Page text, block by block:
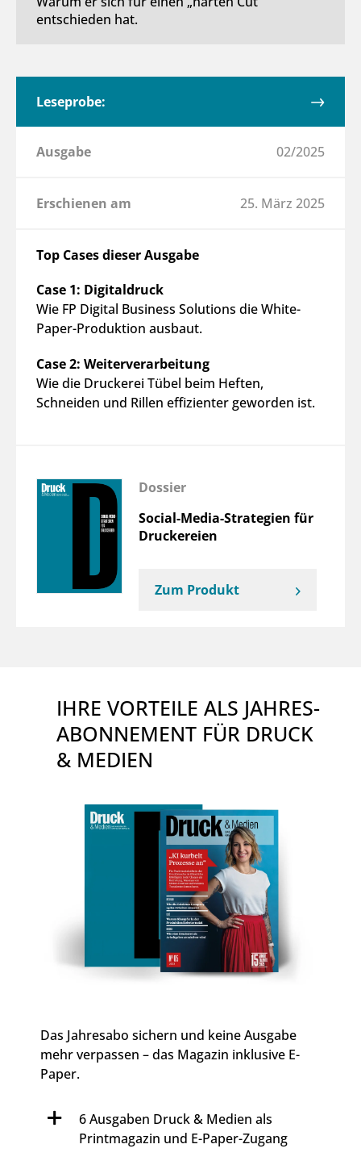
entschieden hat.
Leseprobe:
Ausgabe 02/2025
Erschienen am 25. März 2025
Top Cases dieser Ausgabe
Case 1: Digitaldruck
Wie FP Digital Business Solutions die White-
Paper-Produktion ausbaut.
Case 2: Weiterverarbeitung
Wie die Druckerei Tübel beim Heften,
Schneiden und Rillen effizienter geworden ist.
Dossier
Social-Media-Strategien für
Druckereien
Zum Produkt
IHRE VORTEILE ALS JAHRES-
ABONNEMENT FÜR DRUCK
& MEDIEN
Das Jahresabo sichern und keine Ausgabe
mehr verpassen – das Magazin inklusive E-
Paper.
6 Ausgaben Druck & Medien als
Printmagazin und E-Paper-Zugang